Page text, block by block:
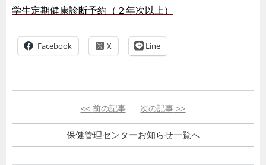
学生定期健康診断予約（２年次以上）
Facebook Line
<< 前の記事 次の記事 >>
保健管理センターお知らせ一覧へ